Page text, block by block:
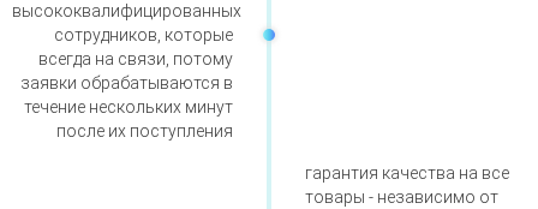
высококвалифицированных
сотрудников, которые
всегда на связи, потому
заявки обрабатываются в
течение нескольких минут
после их поступления
гарантия качества на все
товары - независимо от